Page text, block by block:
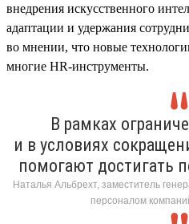
внедрения искусственного
адаптации и удержания
во мнении, что новые
многие HR-инструменты.
В рамках
и в условиях
помогают достигать
Наталья Альбрехт, заместитель
персоналом